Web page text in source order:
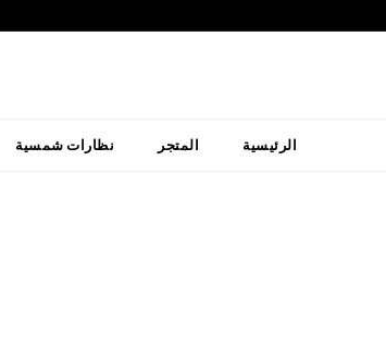
الرئيسية المتجر نظارات شمسية